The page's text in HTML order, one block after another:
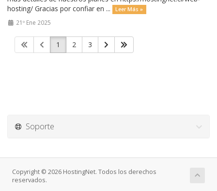
hosting/ Gracias por confiar en ...
Leer Más »
21º Ene 2025
1 2 3
Soporte
Copyright © 2026 HostingNet. Todos los derechos
reservados.